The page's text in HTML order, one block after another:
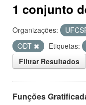
1 conjunto
Organizações:
ODT
Etiquetas:
Filtrar Resultados
Funções